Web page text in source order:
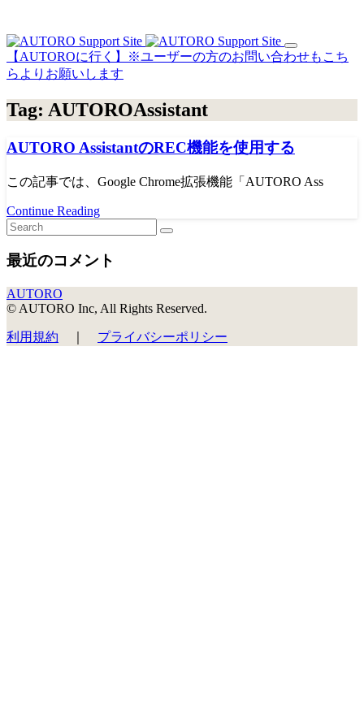
【AUTOROに行く】※ユーザーの方のお問い合わせもこち
らよりお願いします
Tag: AUTOROAssistant
AUTORO AssistantのREC機能を使用する
この記事では、Google Chrome拡張機能「AUTORO Ass
Continue Reading
最近のコメント
AUTORO
© AUTORO Inc, All Rights Reserved.
利用規約 プライバシーポリシー